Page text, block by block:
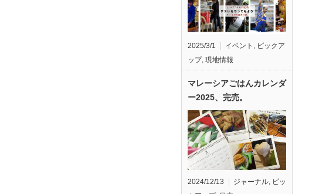
2025/3/1 イベント , ピックア
ップ, 現地情報
マレーシアごはんカレンダ
ー2025、完売。
2024/12/13 ジャーナル ピッ